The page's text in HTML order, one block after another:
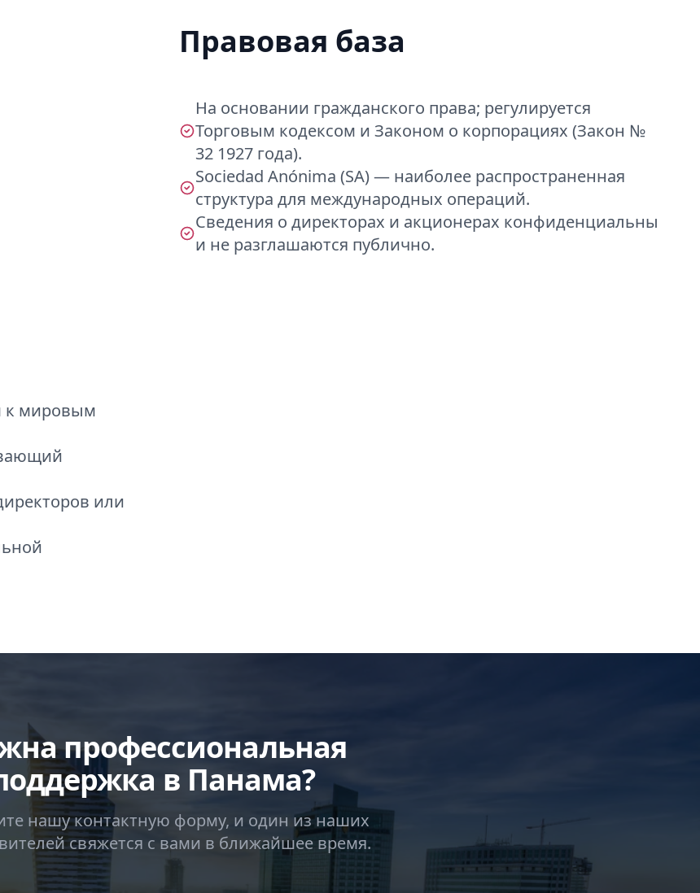
Правовая база
На основании гражданского права; регулируется
Торговым кодексом и Законом о корпорациях (Закон №
32 1927 года).
Sociedad Anónima (SA) — наиболее распространенная
структура для международных операций.
Сведения о директорах и акционерах конфиденциальны
и не разглашаются публично.
к мировым
или
профессиональная
в Панама?
нашу контактную форму, и один из наших
свяжется с вами в ближайшее время.